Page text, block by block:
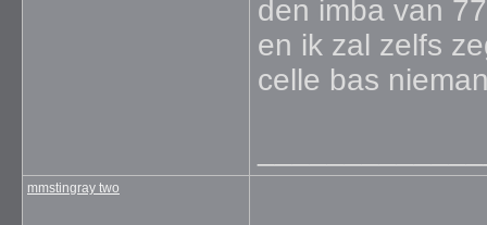
den imba van
en ik zal zelfs
celle bas
mmstingray two